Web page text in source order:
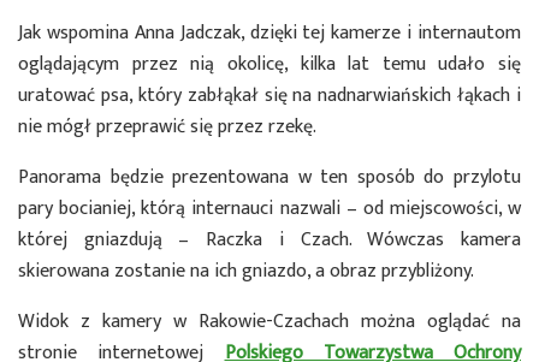
Jak wspomina Anna Jadczak, dzięki tej kamerze i internautom
oglądającym przez nią okolicę, kilka lat temu udało się
uratować psa, który zabłąkał się na nadnarwiańskich łąkach i
nie mógł przeprawić się przez rzekę.
Panorama będzie prezentowana w ten sposób do przylotu
pary bocianiej, którą internauci nazwali – od miejscowości, w
której gniazdują – Raczka i Czach. Wówczas kamera
skierowana zostanie na ich gniazdo, a obraz przybliżony.
Widok z kamery w Rakowie-Czachach można oglądać na
stronie internetowejPolskiego Towarzystwa Ochrony